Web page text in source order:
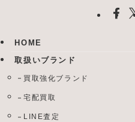
HOME
取扱いブランド
買取強化ブランド
宅配買取
LINE査定